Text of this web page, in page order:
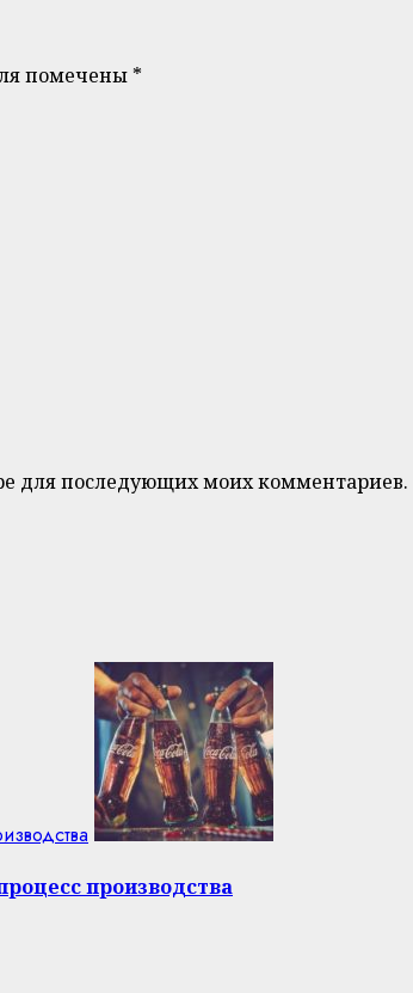
помечены *
для последующих моих комментариев.
производства